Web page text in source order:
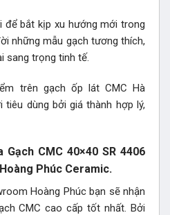
để bắt kịp xu hướng mới trong
những mẫu gạch tương thích,
sang trọng tinh tế.
trên gạch ốp lát CMC Hà
tiêu dùng bởi giá thành hợp lý,
CMC 40×40 SR 4406
Phúc Ceramic.
Hoàng Phúc bạn sẽ nhận
CMC cao cấp tốt nhất. Bởi